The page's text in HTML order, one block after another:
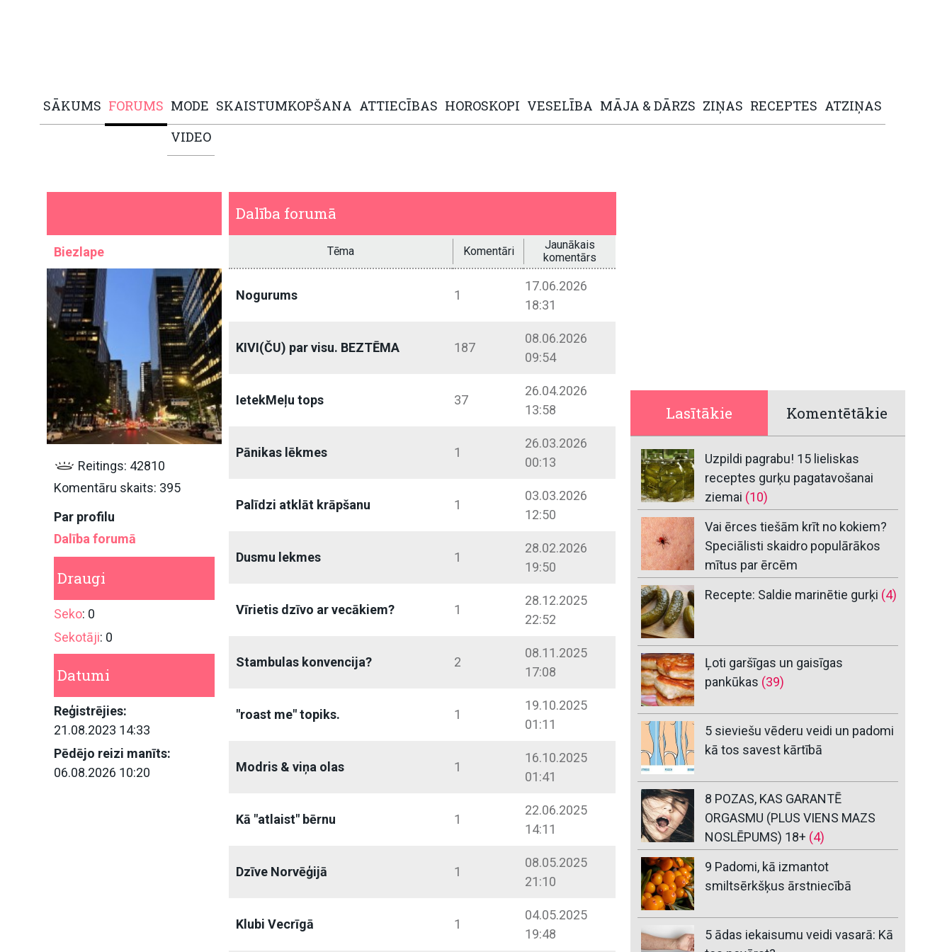
SĀKUMS FORUMS MODE SKAISTUMKOPŠANA ATTIECĪBAS HOROSKOPI VESELĪBA MĀJA & DĀRZS ZIŅAS RECEPTES ATZIŅAS
VIDEO
Biezlape
Reitings: 42810
Komentāru skaits: 395
Par profilu
Dalība forumā
Draugi
Seko: 0
Sekotāji: 0
Datumi
Reģistrējies:
21.08.2023 14:33
Pēdējo reizi manīts:
06.08.2026 10:20
Dalība forumā
Tēma Komentāri
Jaunākais
komentārs
Nogurums 1
17.06.2026
18:31
KIVI(ČU) par visu. BEZTĒMA 187
08.06.2026
09:54
IetekMeļu tops 37
26.04.2026
13:58
Pānikas lēkmes 1
26.03.2026
00:13
Palīdzi atklāt krāpšanu 1
03.03.2026
12:50
Dusmu lekmes 1
28.02.2026
19:50
Vīrietis dzīvo ar vecākiem? 1
28.12.2025
22:52
Stambulas konvencija? 2
08.11.2025
17:08
"roast me" topiks. 1
19.10.2025
01:11
Modris & viņa olas 1
16.10.2025
01:41
Kā "atlaist" bērnu 1
22.06.2025
14:11
Dzīve Norvēģijā 1
08.05.2025
21:10
Klubi Vecrīgā 1
04.05.2025
19:48
Lasītākie Komentētākie
Uzpildi pagrabu! 15 lieliskas
receptes gurķu pagatavošanai
ziemai (10)
Vai ērces tiešām krīt no kokiem?
Speciālisti skaidro populārākos
mītus par ērcēm
Recepte: Saldie marinētie gurķi (4)
Ļoti garšīgas un gaisīgas
pankūkas (39)
5 sieviešu vēderu veidi un padomi
kā tos savest kārtībā
8 POZAS, KAS GARANTĒ
ORGASMU (PLUS VIENS MAZS
NOSLĒPUMS) 18+ (4)
9 Padomi, kā izmantot
smiltsērkšķus ārstniecībā
5 ādas iekaisumu veidi vasarā: Kā